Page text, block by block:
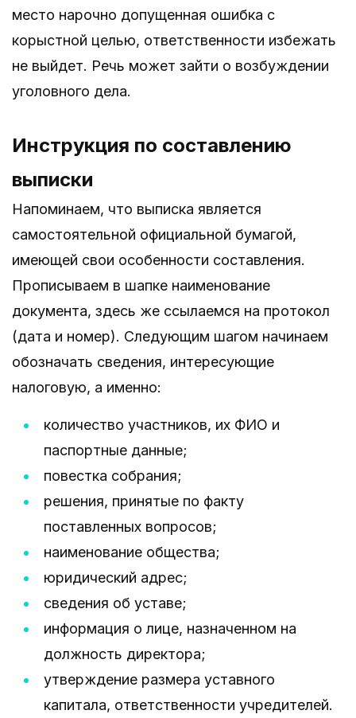
место нарочно допущенная ошибка с
корыстной целью, ответственности избежать
не выйдет. Речь может зайти о возбуждении
уголовного дела.
Инструкция по составлению
выписки
Напоминаем, что выписка является
самостоятельной официальной бумагой,
имеющей свои особенности составления.
Прописываем в шапке наименование
документа, здесь же ссылаемся на протокол
(дата и номер). Следующим шагом начинаем
обозначать сведения, интересующие
налоговую, а именно:
количество участников, их ФИО и
паспортные данные;
повестка собрания;
решения, принятые по факту
поставленных вопросов;
наименование общества;
юридический адрес;
сведения об уставе;
информация о лице, назначенном на
должность директора;
утверждение размера уставного
капитала, ответственности учредителей.